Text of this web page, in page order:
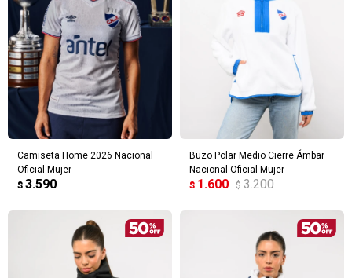
Camiseta Home 2026 Nacional
Oficial Mujer
$ 3.590
Buzo Polar Medio Cierre Ámbar
Nacional Oficial Mujer
$ 1.600 $ 3.200